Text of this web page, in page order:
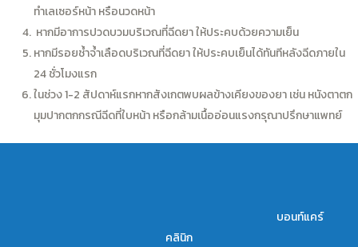
ทำเลเซอร์หน้า หรือนวดหน้า
หากมีอาการปวดบวมบริเวณที่ฉีดยา ให้ประคบด้วยความเย็น
หากมีรอยช้ำจ้ำเลือดบริเวณที่ฉีดยา ให้ประคบเย็นได้ทันทีหลังฉีดภายใน
24 ชั่วโมงแรก
ในช่วง 1-2 สัปดาห์แรกหากสังเกตพบผลข้างเคียงของยา เช่น หนังตาตก
มุมปากตกกรณีฉีดที่ใบหน้า หรือกล้ามเนื้ออ่อนแรงกรุณาปรึกษาแพทย์
บอนท์แคร์
คลินิก